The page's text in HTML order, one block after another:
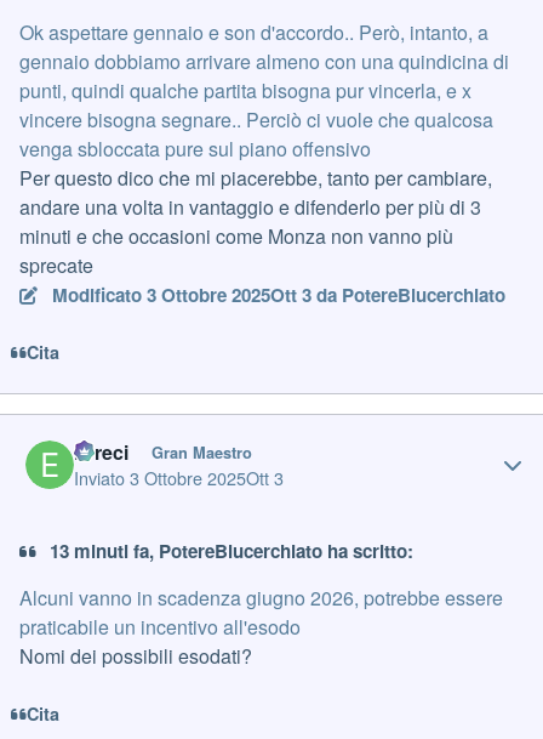
Ok aspettare gennaio e son d'accordo.. Però, intanto, a
gennaio dobbiamo arrivare almeno con una quindicina di
punti, quindi qualche partita bisogna pur vincerla, e x
vincere bisogna segnare.. Perciò ci vuole che qualcosa
venga sbloccata pure sul piano offensivo
Per questo dico che mi piacerebbe, tanto per cambiare,
andare una volta in vantaggio e difenderlo per più di 3
minuti e che occasioni come Monza non vanno più
sprecate
Modificato3 Ottobre 2025Ott 3da PotereBlucerchiato
Cita
Erreci Gran Maestro
Inviato3 Ottobre 2025Ott 3
13 minuti fa, PotereBlucerchiato ha scritto:
Alcuni vanno in scadenza giugno 2026, potrebbe essere
praticabile un incentivo all'esodo
Nomi dei possibili esodati?
Cita